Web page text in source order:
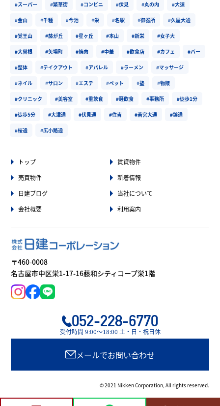
#スーパー #繁華街 #コンビニ #伏見 #丸の内 #大須
#金山 #千種 #今池 #栄 #名駅 #御器所 #久屋大通
#覚王山 #藤が丘 #星ヶ丘 #本山 #新栄 #女子大
#大曽根 #矢場町 #焼肉 #中華 #飲食店 #カフェ #バー
#整体 #テイクアウト #アパレル #ラーメン #マッサージ
#ネイル #サロン #エステ #ペット #塾 #物販
#クリニック #美容室 #重飲食 #軽飲食 #事務所 #徒歩1分
#徒歩5分 #大津通 #伏見通 #住吉 #若宮大通 #錦通
#桜通 #広小路通
トップ
賃貸物件
売買物件
新着情報
日建ブログ
当社について
会社概要
利用案内
〒460-0008
名古屋市中区栄1-17-16藤和シティコープ栄1階
052-228-6770
受付時間 9:00〜18:00 土・日・祝日休
メールでお問い合わせ
© 2021 Nikken Corporation, All rights reserved.